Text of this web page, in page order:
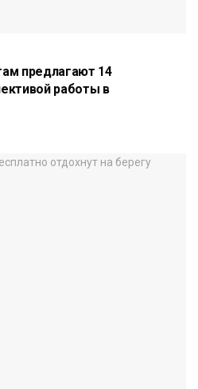
предлагают 14
работы в